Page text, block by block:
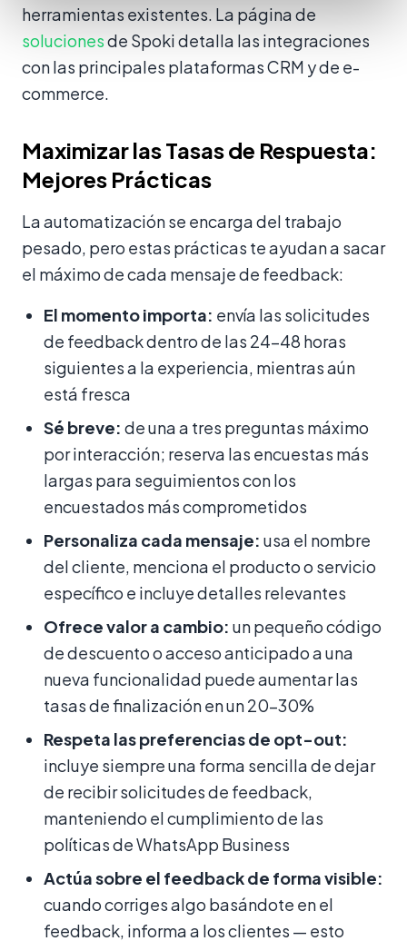
herramientas existentes. La página de
solucionesde Spoki detalla las integraciones
con las principales plataformas CRM y de e-
commerce.
Maximizar las Tasas de Respuesta:
Mejores Prácticas
La automatización se encarga del trabajo
pesado, pero estas prácticas te ayudan a sacar
el máximo de cada mensaje de feedback:
El momento importa: envía las solicitudes
de feedback dentro de las 24–48 horas
siguientes a la experiencia, mientras aún
está fresca
Sé breve: de una a tres preguntas máximo
por interacción; reserva las encuestas más
largas para seguimientos con los
encuestados más comprometidos
Personaliza cada mensaje: usa el nombre
del cliente, menciona el producto o servicio
específico e incluye detalles relevantes
Ofrece valor a cambio: un pequeño código
de descuento o acceso anticipado a una
nueva funcionalidad puede aumentar las
tasas de finalización en un 20–30%
Respeta las preferencias de opt-out:
incluye siempre una forma sencilla de dejar
de recibir solicitudes de feedback,
manteniendo el cumplimiento de las
políticas de WhatsApp Business
Actúa sobre el feedback de forma visible:
cuando corriges algo basándote en el
feedback, informa a los clientes — esto